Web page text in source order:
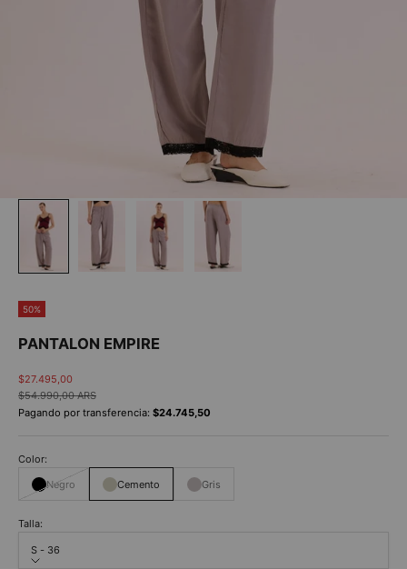
50%
PANTALON EMPIRE
Precio de oferta
$27.495,00
Precio normal
$54.990,00 ARS
Pagando por transferencia: $24.745,50
Color:
Negro
Cemento Gris
Talla:
S - 36